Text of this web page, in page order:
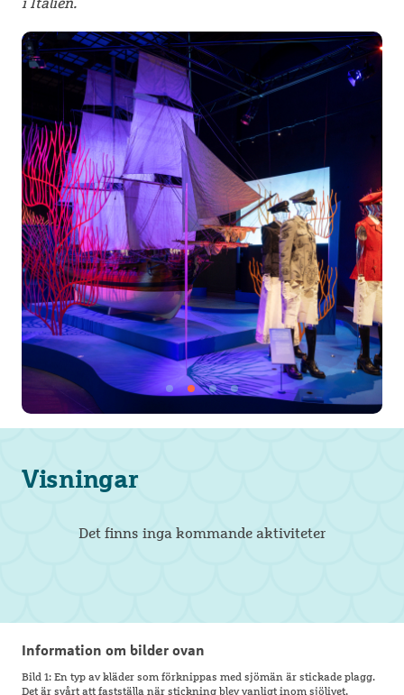
Visningar
Det finns inga kommande aktiviteter
Information om bilder ovan
Bild 1: En typ av kläder som förknippas med sjömän är stickade plagg.
Det är svårt att fastställa när stickning blev vanligt inom sjölivet,